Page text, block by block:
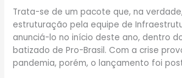
Trata-se de um pacote que, na
estruturação pela equipe de
anunciá-lo no início deste ano, dentro
batizado de Pro-Brasil. Com a crise
pandemia, porém, o lançamento foi